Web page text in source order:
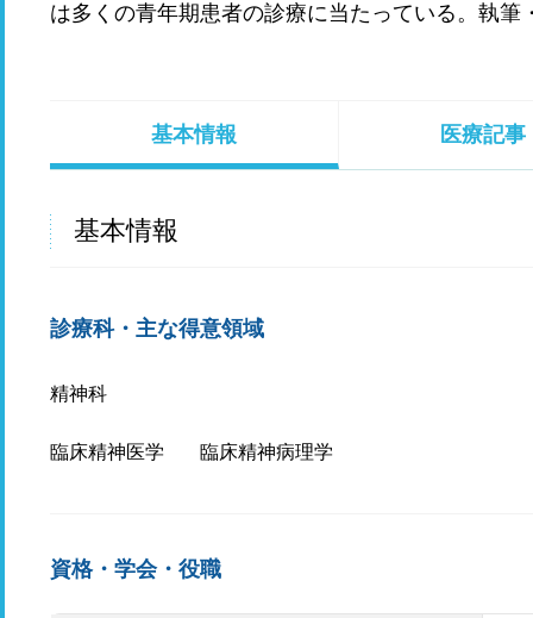
は多くの青年期患者の診療に当たっている。執筆
基本情報 医療記事
基本情報
診療科・主な得意領域
精神科
臨床精神医学 臨床精神病理学
資格・学会・役職